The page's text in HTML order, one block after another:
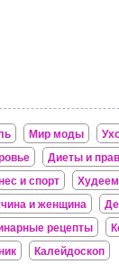
Мир моды
Диеты и
и спорт
Худеем
и женщина
рецепты
Калейдоскоп